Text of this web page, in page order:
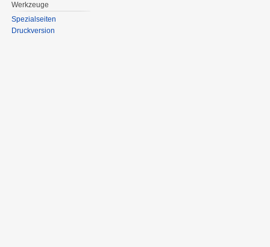
Werkzeuge
Spezialseiten
Druckversion